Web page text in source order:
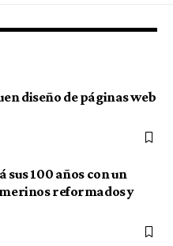
diseño de páginas web
sus 100 años con un
reformados y